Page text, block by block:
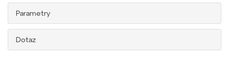
Parametry
Dotaz